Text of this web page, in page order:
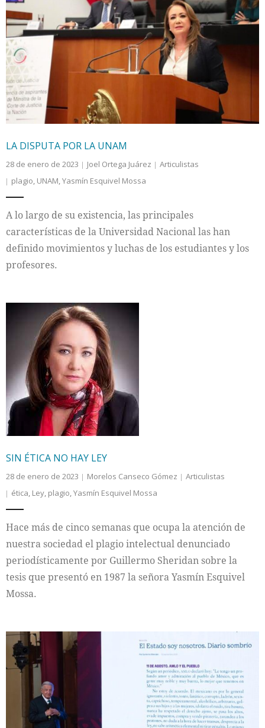
LA DISPUTA POR LA UNAM
28 de enero de 2023 Joel Ortega Juárez
Articulistas
plagio, UNAM,Yasmín Esquivel Mossa
A lo largo de su existencia, las principales
características de la Universidad Nacional las han
definido movimientos y luchas de los estudiantes y los
profesores.
SIN ÉTICA NO HAY LEY
28 de enero de 2023 Morelos Canseco Gómez
Articulistas
ética, Ley, plagio,Yasmín Esquivel Mossa
Hace más de cinco semanas que ocupa la atención de
nuestra sociedad el plagio intelectual denunciado
periodísticamente por Guillermo Sheridan sobre la
tesis que presentó en 1987 la señora Yasmín Esquivel
Mossa.